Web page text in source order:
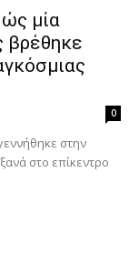
μία
βρέθηκε
0
στην
στο επίκεντρο